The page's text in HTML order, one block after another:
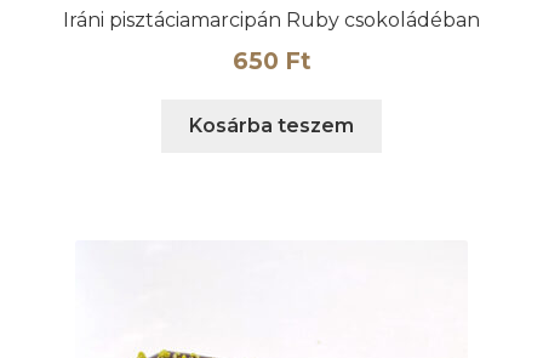
Iráni pisztáciamarcipán Ruby csokoládéban
650 Ft
Kosárba teszem